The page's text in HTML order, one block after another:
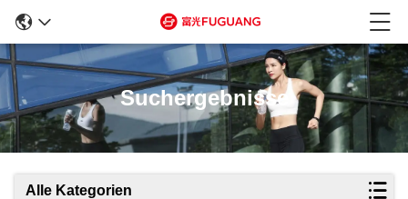
Suchergebnisse
Alle Kategorien